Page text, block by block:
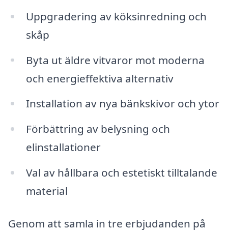
Uppgradering av köksinredning och
skåp
Byta ut äldre vitvaror mot moderna
och energieffektiva alternativ
Installation av nya bänkskivor och ytor
Förbättring av belysning och
elinstallationer
Val av hållbara och estetiskt tilltalande
material
Genom att samla in tre erbjudanden på